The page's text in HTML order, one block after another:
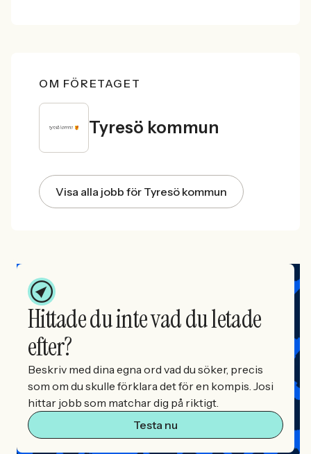
OM FÖRETAGET
Tyresö kommun
Visa alla jobb för Tyresö kommun
Hittade du inte vad du letade
efter?
Beskriv med dina egna ord vad du söker, precis
som om du skulle förklara det för en kompis. Josi
hittar jobb som matchar dig på riktigt.
Testa nu